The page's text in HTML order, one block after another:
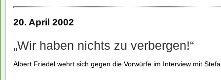
20. April 2002
„Wir haben nichts zu verbergen!“
Albert Friedel wehrt sich gegen die Vorwürfe im Interview mit